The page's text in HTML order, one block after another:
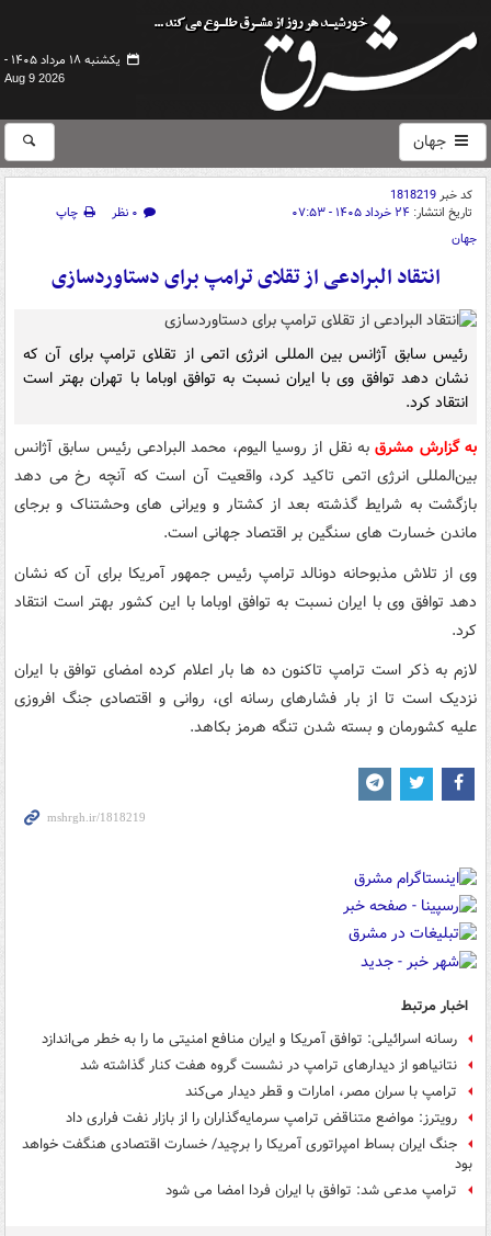
یکشنبه ۱۸ مرداد ۱۴۰۵ -
Aug 9 2026
جهان
کد خبر1818219
تاریخ انتشار: ۲۴ خرداد ۱۴۰۵ - ۰۷:۵۳ ۰ نظر
چاپ
جهان
انتقاد البرادعی از تقلای ترامپ برای دستاوردسازی
رئیس سابق آژانس بین المللی انرژی اتمی از تقلای ترامپ برای آن که
نشان دهد توافق وی با ایران نسبت به توافق اوباما با تهران بهتر است
انتقاد کرد.
به گزارش مشرقبه نقل از روسیا الیوم، محمد البرادعی رئیس سابق آژانس
بین‌المللی انرژی اتمی تاکید کرد، واقعیت آن است که آنچه رخ می دهد
بازگشت به شرایط گذشته بعد از کشتار و ویرانی های وحشتناک و برجای
ماندن خسارت های سنگین بر اقتصاد جهانی است.
وی از تلاش مذبوحانه دونالد ترامپ رئیس جمهور آمریکا برای آن که نشان
دهد توافق وی با ایران نسبت به توافق اوباما با این کشور بهتر است انتقاد
کرد.
لازم به ذکر است ترامپ تاکنون ده ها بار اعلام کرده امضای توافق با ایران
نزدیک است تا از بار فشارهای رسانه ای، روانی و اقتصادی جنگ افروزی
علیه کشورمان و بسته شدن تنگه هرمز بکاهد.
اخبار مرتبط
رسانه‌ اسرائیلی: توافق آمریکا و ایران منافع امنیتی ما را به خطر می‌اندازد
نتانیاهو از دیدارهای ترامپ در نشست گروه هفت کنار گذاشته شد
ترامپ با سران مصر، امارات و قطر دیدار می‌کند
رویترز: مواضع متناقض ترامپ سرمایه‌گذاران را از بازار نفت فراری داد
جنگ ایران بساط امپراتوری آمریکا را برچید/ خسارت اقتصادی هنگفت خواهد
بود
ترامپ مدعی شد: توافق با ایران فردا امضا می شود